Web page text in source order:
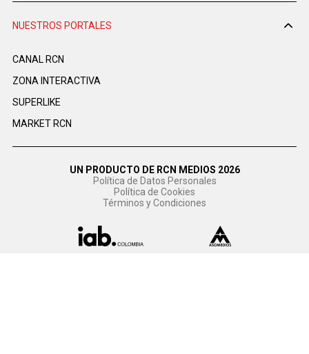
NUESTROS PORTALES
CANAL RCN
ZONA INTERACTIVA
SUPERLIKE
MARKET RCN
UN PRODUCTO DE RCN MEDIOS 2026
Política de Datos Personales
Política de Cookies
Términos y Condiciones